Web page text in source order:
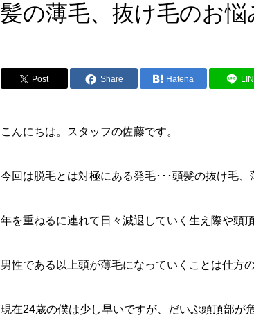
髪の薄毛、抜け毛のお悩
Post Share Hatena
こんにちは。スタッフの佐藤です。
今回は脱毛とは対極にある発毛･･･頭髪の抜け毛、
年を重ねるに連れて日々減退していく生え際や頭頂
男性である以上頭が薄毛になっていくことは仕方
現在24歳の僕は少し早いですが、だいぶ頭頂部が